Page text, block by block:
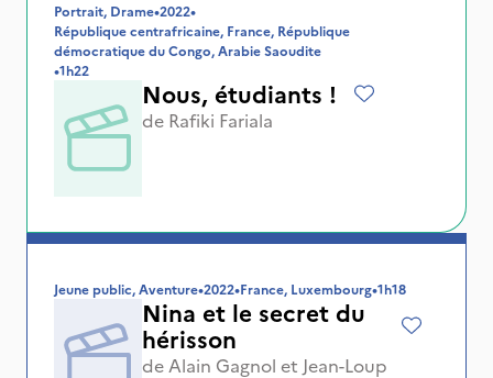
Portrait, Drame•2022•
République centrafricaine, France, République
démocratique du Congo, Arabie Saoudite
•1h22
Nous, étudiants !
de Rafiki Fariala
Jeune public, Aventure•2022•France, Luxembourg•1h18
Nina et le secret du
hérisson
de Alain Gagnol et Jean-Loup